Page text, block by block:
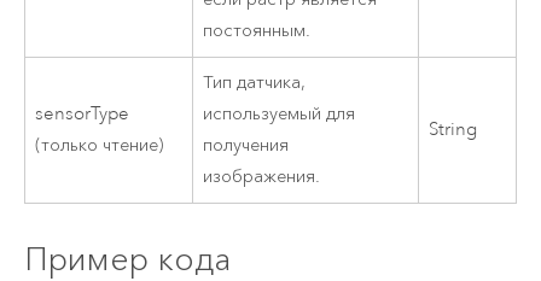
постоянным.
sensorType
(только чтение)
Тип датчика,
используемый для
получения
изображения.
String
Пример кода